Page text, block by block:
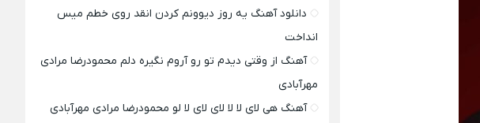
دانلود آهنگ یه روز دیوونم کردن انقد روی خطم میس
انداخت
آهنگ از وقتی دیدم تو رو آروم نگیره دلم محمودرضا مرادی
مهرآبادی
آهنگ هی لای لا لا لای لای لا لو محمودرضا مرادی مهرآبادی